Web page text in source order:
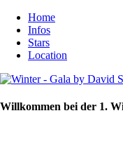
Home
Infos
Stars
Location
Willkommen bei der 1.